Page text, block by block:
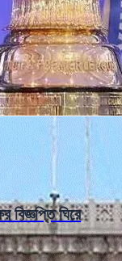
বিজ্ঞপ্তি ঘিরে